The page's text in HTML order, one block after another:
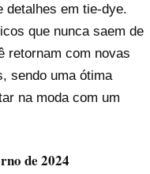
detalhes em tie-dye.
que nunca saem de
retornam com novas
sendo uma ótima
na moda com um
de 2024